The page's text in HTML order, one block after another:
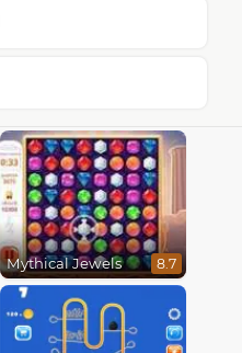
Mythical Jewels 8.7